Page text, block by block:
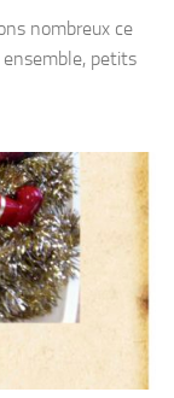
nombreux ce
ensemble, petits